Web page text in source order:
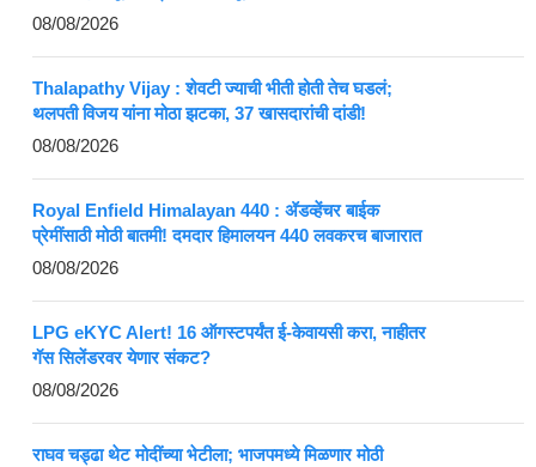
08/08/2026
Thalapathy Vijay : शेवटी ज्याची भीती होती तेच घडलं;
थलपती विजय यांना मोठा झटका, 37 खासदारांची दांडी!
08/08/2026
Royal Enfield Himalayan 440 : ॲडव्हेंचर बाईक
प्रेमींसाठी मोठी बातमी! दमदार हिमालयन 440 लवकरच बाजारात
08/08/2026
LPG eKYC Alert! 16 ऑगस्टपर्यंत ई-केवायसी करा, नाहीतर
गॅस सिलेंडरवर येणार संकट?
08/08/2026
राघव चड्ढा थेट मोदींच्या भेटीला; भाजपमध्ये मिळणार मोठी